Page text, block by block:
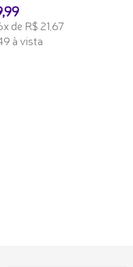
de R$ 21,67
à vista